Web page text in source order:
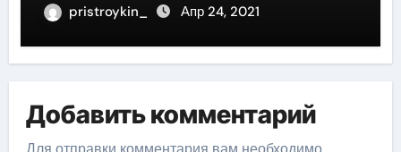
pristroykin_ Апр 24, 2021
Добавить комментарий